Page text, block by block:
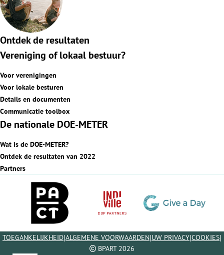
Ontdek de resultaten
Vereniging of lokaal bestuur?
Voor verenigingen
Voor lokale besturen
Details en documenten
Communicatie toolbox
De nationale DOE-METER
Wat is de DOE-METER?
Ontdek de resultaten van 2022
Partners
TOEGANKELIJKHEID|ALGEMENE VOORWAARDEN|UW PRIVACY|COOKIES|
BPART 2026